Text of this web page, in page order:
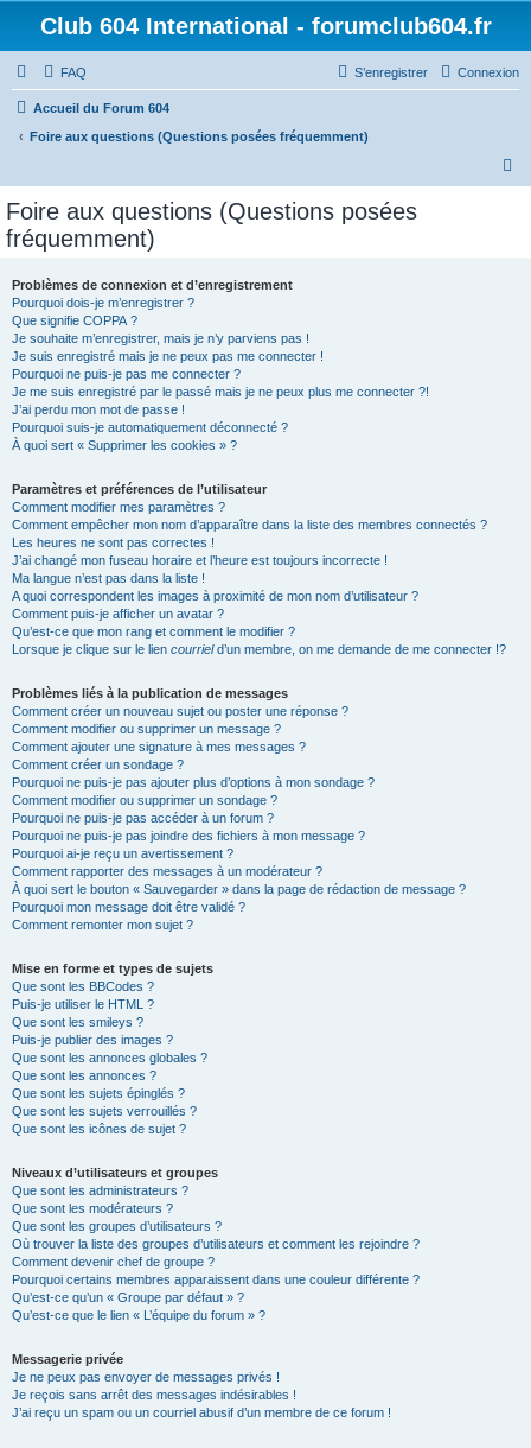
Club 604 International - forumclub604.fr
FAQ Connexion
S’enregistrer
Accueil du Forum 604
Foire aux questions (Questions posées fréquemment)
Foire aux questions (Questions posées
fréquemment)
Problèmes de connexion et d’enregistrement
Pourquoi dois-je m’enregistrer ?
Que signifie COPPA ?
Je souhaite m’enregistrer, mais je n’y parviens pas !
Je suis enregistré mais je ne peux pas me connecter !
Pourquoi ne puis-je pas me connecter ?
Je me suis enregistré par le passé mais je ne peux plus me connecter ?!
J’ai perdu mon mot de passe !
Pourquoi suis-je automatiquement déconnecté ?
À quoi sert « Supprimer les cookies » ?
Paramètres et préférences de l’utilisateur
Comment modifier mes paramètres ?
Comment empêcher mon nom d’apparaître dans la liste des membres connectés ?
Les heures ne sont pas correctes !
J’ai changé mon fuseau horaire et l’heure est toujours incorrecte !
Ma langue n’est pas dans la liste !
A quoi correspondent les images à proximité de mon nom d’utilisateur ?
Comment puis-je afficher un avatar ?
Qu’est-ce que mon rang et comment le modifier ?
Lorsque je clique sur le lien courrield’un membre, on me demande de me connecter !?
Problèmes liés à la publication de messages
Comment créer un nouveau sujet ou poster une réponse ?
Comment modifier ou supprimer un message ?
Comment ajouter une signature à mes messages ?
Comment créer un sondage ?
Pourquoi ne puis-je pas ajouter plus d’options à mon sondage ?
Comment modifier ou supprimer un sondage ?
Pourquoi ne puis-je pas accéder à un forum ?
Pourquoi ne puis-je pas joindre des fichiers à mon message ?
Pourquoi ai-je reçu un avertissement ?
Comment rapporter des messages à un modérateur ?
À quoi sert le bouton « Sauvegarder » dans la page de rédaction de message ?
Pourquoi mon message doit être validé ?
Comment remonter mon sujet ?
Mise en forme et types de sujets
Que sont les BBCodes ?
Puis-je utiliser le HTML ?
Que sont les smileys ?
Puis-je publier des images ?
Que sont les annonces globales ?
Que sont les annonces ?
Que sont les sujets épinglés ?
Que sont les sujets verrouillés ?
Que sont les icônes de sujet ?
Niveaux d’utilisateurs et groupes
Que sont les administrateurs ?
Que sont les modérateurs ?
Que sont les groupes d’utilisateurs ?
Où trouver la liste des groupes d’utilisateurs et comment les rejoindre ?
Comment devenir chef de groupe ?
Pourquoi certains membres apparaissent dans une couleur différente ?
Qu’est-ce qu’un « Groupe par défaut » ?
Qu’est-ce que le lien « L’équipe du forum » ?
Messagerie privée
Je ne peux pas envoyer de messages privés !
Je reçois sans arrêt des messages indésirables !
J’ai reçu un spam ou un courriel abusif d’un membre de ce forum !